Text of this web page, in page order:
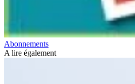
Abonnements
A lire également